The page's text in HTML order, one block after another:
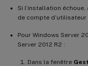
Si l’installation
de compte d’utilisateur
Pour Windows Server
Server 2012 R2 :
Dans la fenêtre